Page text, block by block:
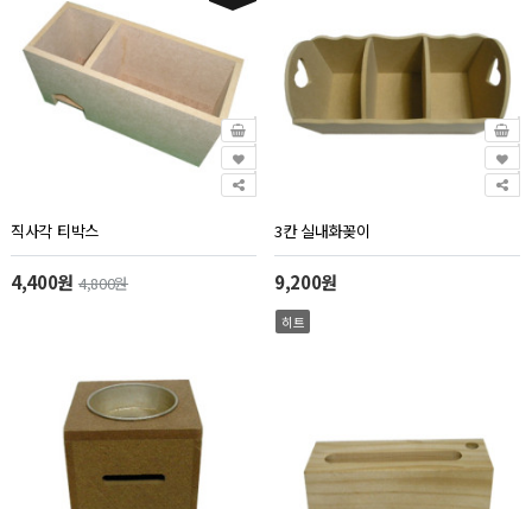
직사각 티박스
4,400원 4,800원
3칸 실내화꽂이
9,200원
히트